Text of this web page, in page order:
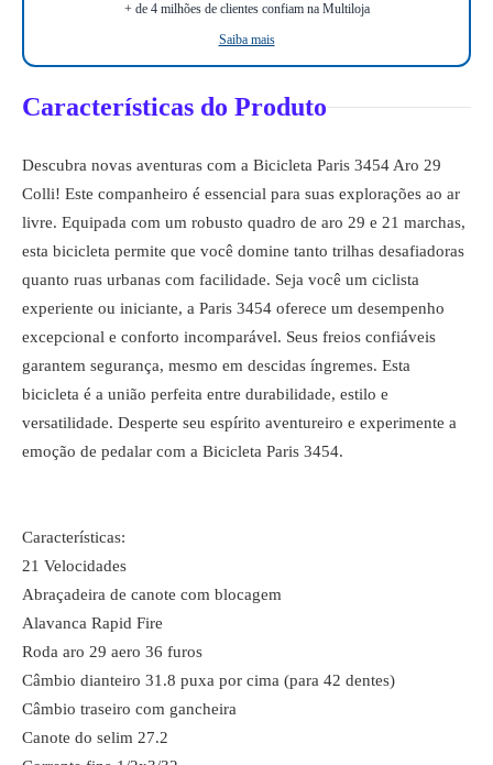
+ de 4 milhões de clientes confiam na Multiloja
Saiba mais
Características do Produto
Descubra novas aventuras com a Bicicleta Paris 3454 Aro 29
Colli! Este companheiro é essencial para suas explorações ao ar
livre. Equipada com um robusto quadro de aro 29 e 21 marchas,
esta bicicleta permite que você domine tanto trilhas desafiadoras
quanto ruas urbanas com facilidade. Seja você um ciclista
experiente ou iniciante, a Paris 3454 oferece um desempenho
excepcional e conforto incomparável. Seus freios confiáveis
garantem segurança, mesmo em descidas íngremes. Esta
bicicleta é a união perfeita entre durabilidade, estilo e
versatilidade. Desperte seu espírito aventureiro e experimente a
emoção de pedalar com a Bicicleta Paris 3454.
Características:
21 Velocidades
Abraçadeira de canote com blocagem
Alavanca Rapid Fire
Roda aro 29 aero 36 furos
Câmbio dianteiro 31.8 puxa por cima (para 42 dentes)
Câmbio traseiro com gancheira
Canote do selim 27.2